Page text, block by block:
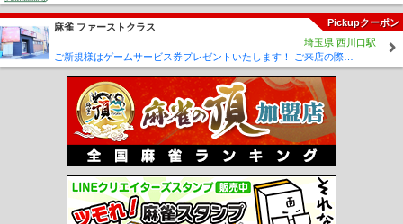
浦駅
神武寺駅 新逗子駅 新大津駅 北久里浜駅 ＹＲＰ野比駅 京急長沢駅
津久
井浜駅
三浦海岸駅 三崎口駅 星川駅
和田町駅
上星川駅
瀬谷駅
相模大塚
駅
さがみ野駅 かしわ台駅 南万騎が原駅 緑園都市駅 弥生台駅 いずみ野駅
ゆめが丘駅 新高島駅 みなとみらい駅 馬車道駅 日本大通り駅
緑町駅 井細田駅 五百羅漢駅 穴部駅 飯田岡駅 相模沼田駅
和田河原駅 富士フイルム前駅 大雄山駅 中川駅 センター北駅
仲町台駅 新羽駅 北新横浜駅 岸根公園駅 片倉町駅 三ツ沢上町駅
高島町駅 伊勢佐木長者町駅 阪東橋駅 吉野町駅 蒔田駅
上永谷駅 下永谷駅 舞岡駅 踊場駅 中田駅 立場駅
鳥浜駅 並木北駅 並木中央駅 幸浦駅 産業振興センター駅 福浦駅
八景島駅 海の公園柴口駅 海の公園南口駅 野島公園駅 石上駅
湘南海岸公園駅 江ノ島駅 湘南江の島駅 腰越駅 鎌倉高校前駅
Pickupクーポン
麻雀 ファーストクラス
埼玉県 西川口駅